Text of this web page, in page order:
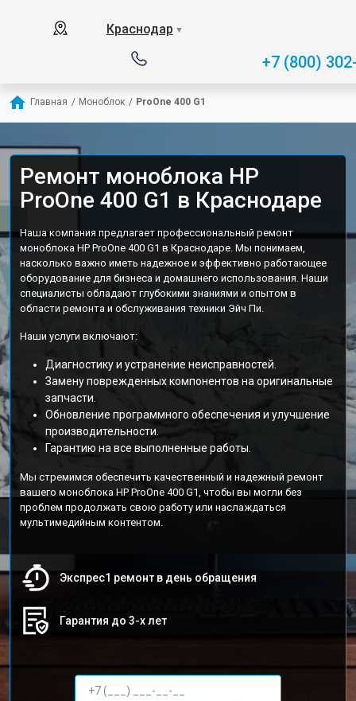
Краснодар ▼
+7 (800)
Главная / Моноблок / ProOne 400 G1
Ремонт моноблока HP
ProOne 400 G1 в Краснодаре
Наша компания предлагает профессиональный ремонт
моноблока HP ProOne 400 G1 в Краснодаре. Мы понимаем,
насколько важно иметь надежное и эффективно работающее
оборудование для бизнеса и домашнего использования. Наши
специалисты обладают глубокими знаниями и опытом в
области ремонта и обслуживания техники Эйч Пи.
Наши услуги включают:
Диагностику и устранение неисправностей.
Замену поврежденных компонентов на оригинальные
запчасти.
Обновление программного обеспечения и улучшение
производительности.
Гарантию на все выполненные работы.
Мы стремимся обеспечить качественный и надежный ремонт
вашего моноблока HP ProOne 400 G1, чтобы вы могли без
проблем продолжать свою работу или наслаждаться
мультимедийным контентом.
Экспрес1 ремонт в день обращения
Гарантия до 3-х лет